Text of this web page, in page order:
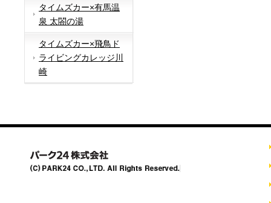
タイムズカー×有馬温
泉 太閤の湯
タイムズカー×飛鳥ド
ライビングカレッジ川
崎